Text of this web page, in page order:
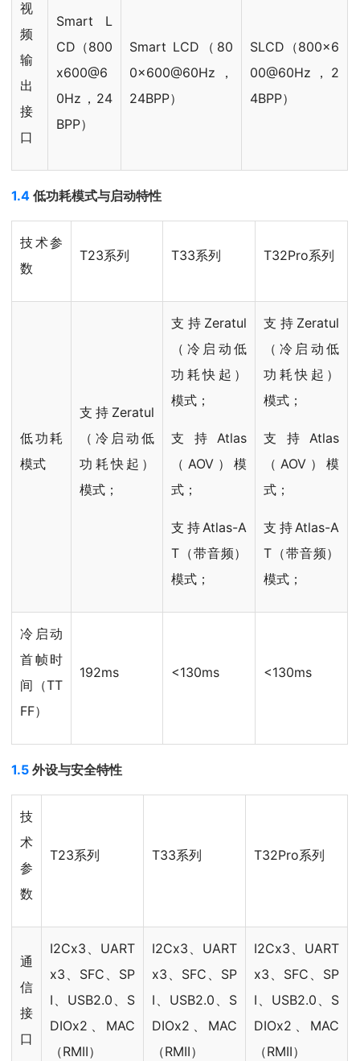
视
频
输
出
接
口
Smart L
CD（800
x600@6
0Hz，24
BPP）
Smart LCD（80
0x600@60Hz，
24BPP）
SLCD（800x6
00@60Hz，2
4BPP）
1.4低功耗模式与启动特性
技术参
数
T23系列 T33系列 T32Pro系列
低功耗
模式
支持Zeratul
（冷启动低
功耗快起）
模式；
支持Zeratul
（冷启动低
功耗快起）
模式；
支持Atlas
（AOV）模
式；
支持Atlas-A
T（带音频）
模式；
支持Zeratul
（冷启动低
功耗快起）
模式；
支持Atlas
（AOV）模
式；
支持Atlas-A
T（带音频）
模式；
冷启动
首帧时
间（TT
FF）
192ms <130ms <130ms
1.5外设与安全特性
技
术
参
数
T23系列 T33系列 T32Pro系列
通
信
接
口
I2Cx3、UART
x3、SFC、SP
I、USB2.0、S
DIOx2、MAC
（RMII）
I2Cx3、UART
x3、SFC、SP
I、USB2.0、S
DIOx2、MAC
（RMII）
I2Cx3、UART
x3、SFC、SP
I、USB2.0、S
DIOx2、MAC
（RMII）